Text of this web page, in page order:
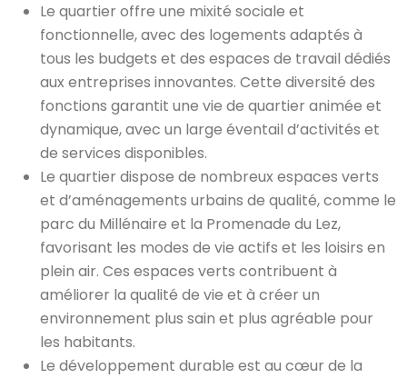
Le quartier offre une mixité sociale et
fonctionnelle, avec des logements adaptés à
tous les budgets et des espaces de travail dédiés
aux entreprises innovantes. Cette diversité des
fonctions garantit une vie de quartier animée et
dynamique, avec un large éventail d’activités et
de services disponibles.
Le quartier dispose de nombreux espaces verts
et d’aménagements urbains de qualité, comme le
parc du Millénaire et la Promenade du Lez,
favorisant les modes de vie actifs et les loisirs en
plein air. Ces espaces verts contribuent à
améliorer la qualité de vie et à créer un
environnement plus sain et plus agréable pour
les habitants.
Le développement durable est au cœur de la